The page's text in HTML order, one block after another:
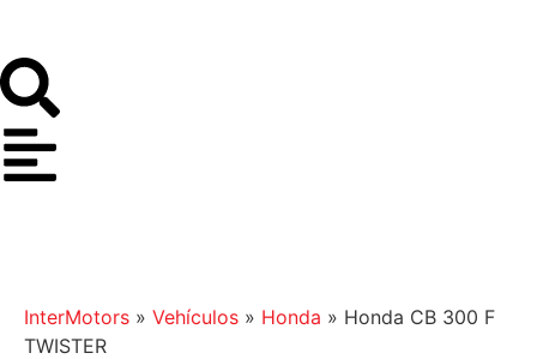
InterMotors » Vehículos » Honda » Honda CB 300 F
TWISTER